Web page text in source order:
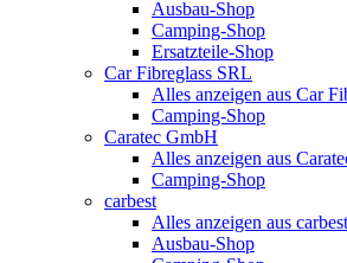
Ausbau-Shop
Camping-Shop
Ersatzteile-Shop
Car Fibreglass SRL
Alles anzeigen aus Car
Camping-Shop
Caratec GmbH
Alles anzeigen aus
Camping-Shop
carbest
Alles anzeigen aus carbest
Ausbau-Shop